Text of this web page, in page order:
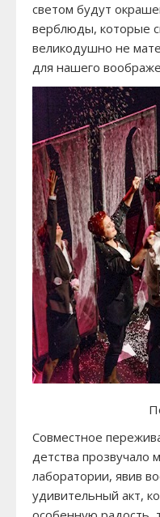
светом будут
верблюды, которые
великодушно не
для нашего
Совместное
детства
лаборатории, явив
удивительный акт,